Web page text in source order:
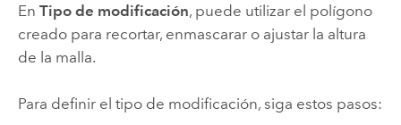
En Tipo de modificación, puede utilizar el polígono
creado para recortar, enmascarar o ajustar la altura
de la malla.
Para definir el tipo de modificación, siga estos pasos: